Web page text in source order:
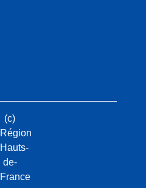
(c)
Région
Hauts-
de-
France